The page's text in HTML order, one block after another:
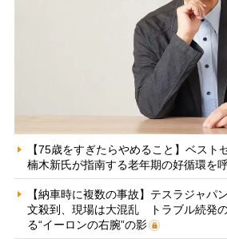
【75歳をすぎたらやめること】ベスト
楠木新氏が指南する老年期の好循環を
【納車時に複数の事故】テスラジャパ
文殺到、現場は大混乱 トラブル続発
る“イーロンの右腕”の影